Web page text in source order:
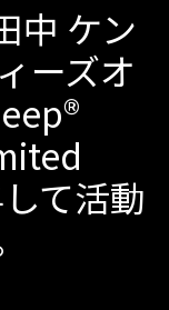
中 ケン
ーズオ
て活動